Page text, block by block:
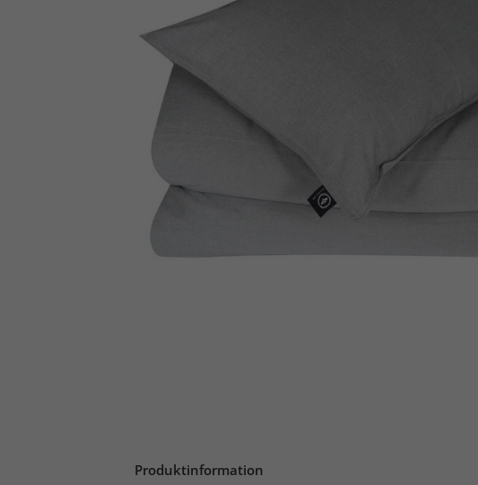
Produktinformation